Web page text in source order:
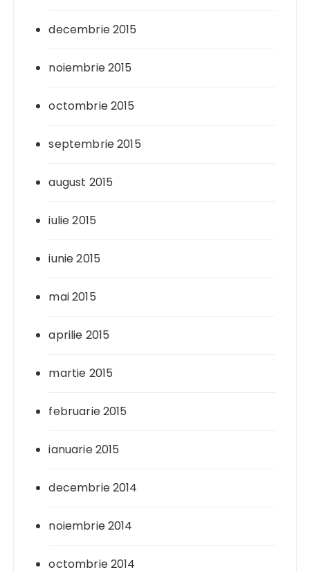
decembrie 2015
noiembrie 2015
octombrie 2015
septembrie 2015
august 2015
iulie 2015
iunie 2015
mai 2015
aprilie 2015
martie 2015
februarie 2015
ianuarie 2015
decembrie 2014
noiembrie 2014
octombrie 2014